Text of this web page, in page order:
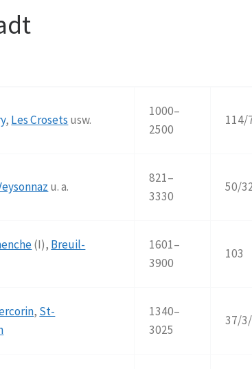
, Les Crosets usw.
1000–
2500
114/
u. a.
821–
3330
50/
(I), Breuil-
1601–
3900
103
, St-
1340–
3025
37/